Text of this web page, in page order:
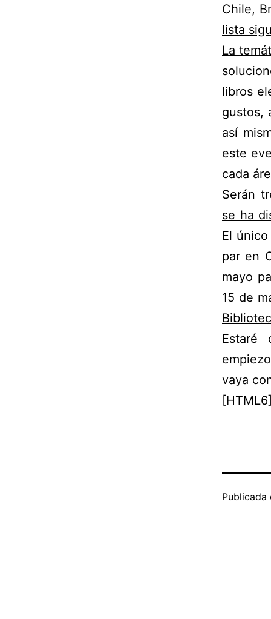
Chile,
lista
La
libros
gustos,
así
este
cada
Serán
se ha
El
par en
mayo
15 de
Estaré
vaya